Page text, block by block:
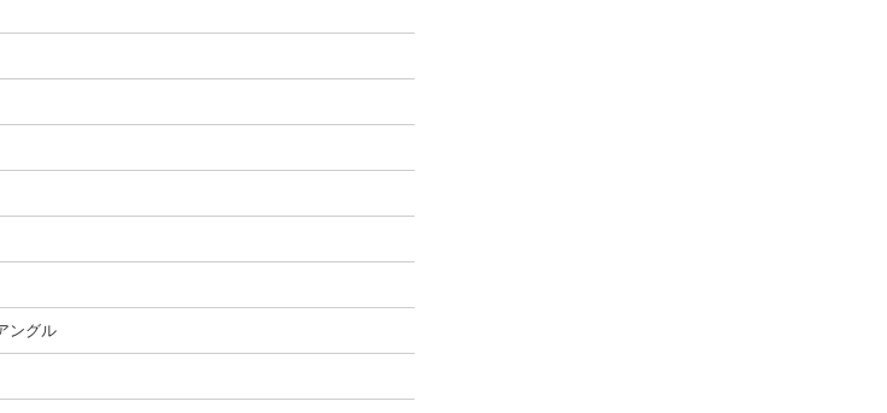
ングル